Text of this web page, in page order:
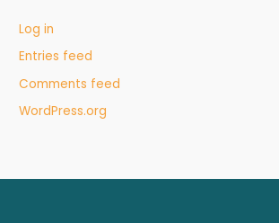
Log in
Entries feed
Comments feed
WordPress.org